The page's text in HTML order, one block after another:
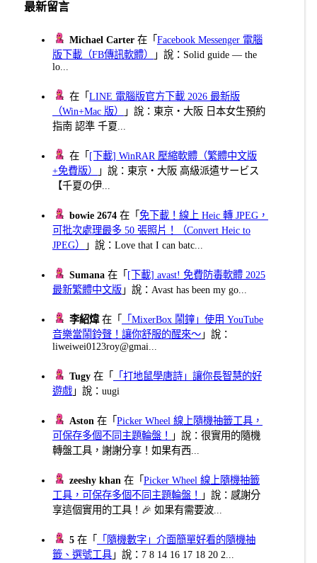
最新留言
Michael Carter 在「Facebook Messenger 電腦
版下載（FB傳訊軟體）
」說：Solid guide — the
lo...
在「LINE 電腦版官方下載 2026 最新版
（Win+Mac 版）
」說：東京・大阪 日本女生預約
指南 認準 千夏...
在「 [下載] WinRAR 壓縮軟體（繁體中文版
+免費版）
」說：東京・大阪 高級派遣サービス
【千夏の伊...
bowie 2674 在「免下載！線上 Heic 轉 JPEG，
可批次處理最多 50 張照片！（Convert Heic to
JPEG）
」說：Love that I can batc...
Sumana 在「 [下載] avast! 免費防毒軟體 2025
最新繁體中文版 」說：Avast has been my go...
李紹煒在「
「MixerBox 鬧鐘」使用 YouTube
音樂當鬧鈴聲！讓你舒服的醒來～ 」說：
liweiwei0123roy@gmai...
Tugy 在「
「打地鼠學唐詩」讓你長智慧的好
遊戲 」說：uugi
Aston 在「Picker Wheel 線上隨機抽籤工具，
可保存多個不同主題輪盤！
」說：很實用的隨機
轉盤工具，謝謝分享！如果有西...
zeeshy khan 在「Picker Wheel 線上隨機抽籤
工具，可保存多個不同主題輪盤！
」說：感謝分
享這個實用的工具！🎉 如果有需要波...
5 在「
「隨機數字」介面簡單好看的隨機抽
籤、選號工具 」說：7 8 14 16 17 18 20 2...